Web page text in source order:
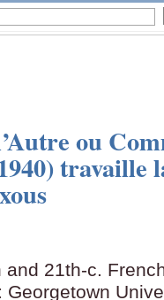
ou
travaille
and 21th-c.